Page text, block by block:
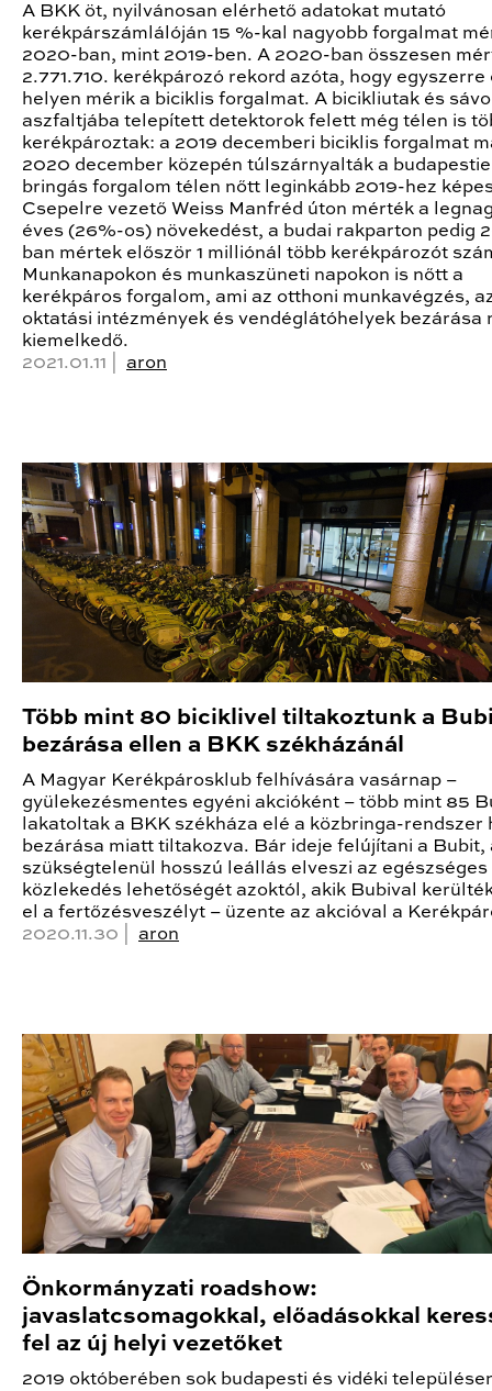
A BKK öt, nyilvánosan elérhető adatokat mutató
kerékpárszámlálóján 15 %-kal nagyobb forgalmat
2020-ban, mint 2019-ben. A 2020-ban összesen
2.771.710. kerékpározó rekord azóta, hogy egyszerre
helyen mérik a biciklis forgalmat. A bicikliutak és
aszfaltjába telepített detektorok felett még télen is
kerékpároztak: a 2019 decemberi biciklis forgalmat
2020 december közepén túlszárnyalták a
bringás forgalom télen nőtt leginkább 2019-hez
Csepelre vezető Weiss Manfréd úton mérték a
éves (26%-os) növekedést, a budai rakparton pedig
ban mértek először 1 milliónál több kerékpározót
Munkanapokon és munkaszüneti napokon is nőtt a
kerékpáros forgalom, ami az otthoni munkavégzés,
oktatási intézmények és vendéglátóhelyek bezárása
kiemelkedő.
2021.01.11 | aron
Több mint 80 biciklivel tiltakoztunk a
bezárása ellen a BKK székházánál
A Magyar Kerékpárosklub felhívására vasárnap –
gyülekezésmentes egyéni akcióként – több mint 85
lakatoltak a BKK székháza elé a közbringa-rendszer
bezárása miatt tiltakozva. Bár ideje felújítani a Bubit,
szükségtelenül hosszú leállás elveszi az egészséges
közlekedés lehetőségét azoktól, akik Bubival
el a fertőzésveszélyt – üzente az akcióval a
2020.11.30 | aron
Önkormányzati roadshow:
javaslatcsomagokkal, előadásokkal
fel az új helyi vezetőket
2019 októberében sok budapesti és vidéki